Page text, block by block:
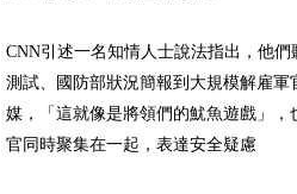
CNN引述一名知情人士說法指出，他
測試、國防部狀況簡報到大規模解雇
媒，「這就像是將領們的魷魚遊戲」
官同時聚集在一起，表達安全疑慮